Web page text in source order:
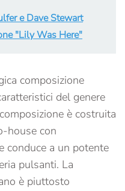
e Dave Stewart
"Lily Was Here"
composizione
del genere
è costruita
house con
conduce a un potente
pulsanti. La
è piuttosto